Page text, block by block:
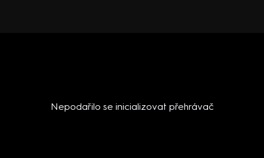
Nepodařilo se inicializovat přehrávač